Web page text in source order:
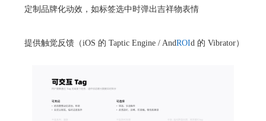
定制品牌化动效，如标签选中时弹出吉祥物表情
提供触觉反馈（iOS 的 Taptic Engine / AndROId 的 Vibrator）